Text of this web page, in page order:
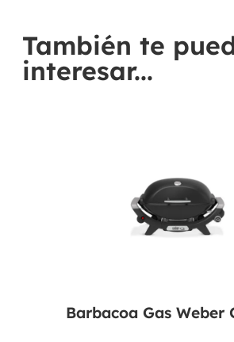
También te
interesar...
Barbacoa Gas Weber